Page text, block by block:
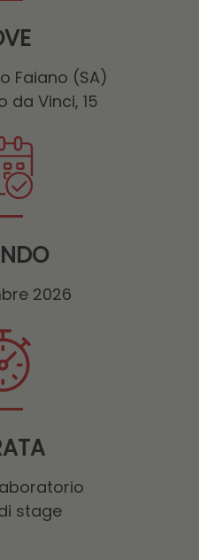
Faiano (SA)
da Vinci, 15
2026
stage